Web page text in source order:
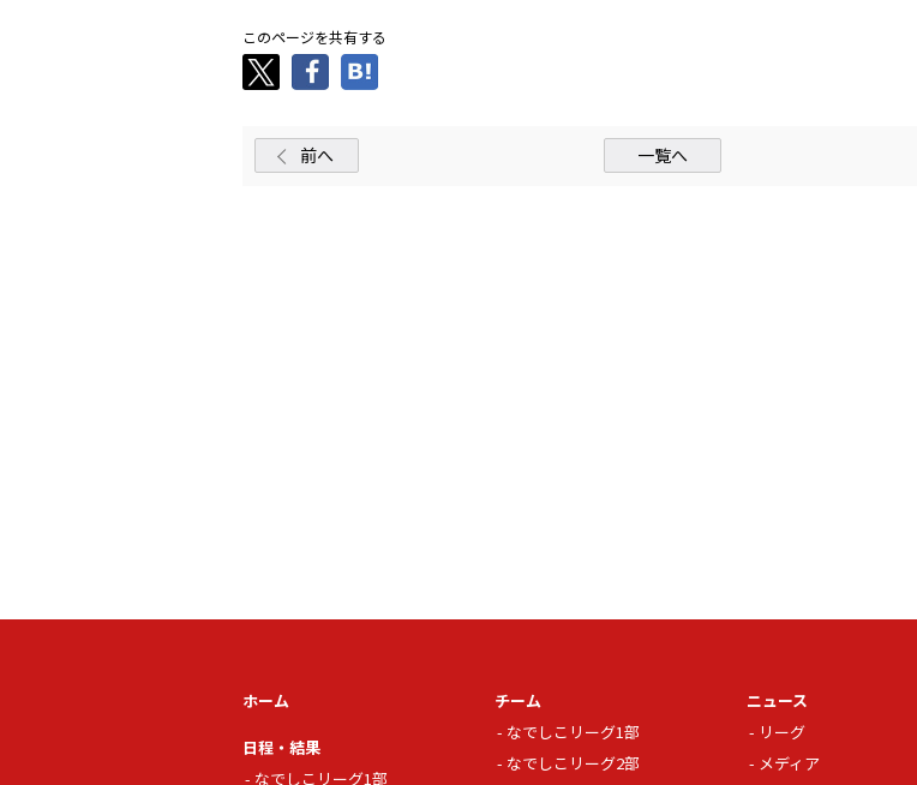
このページを共有する
前へ 一覧へ
ホーム
日程・結果
なでしこリーグ1部
チーム
なでしこリーグ1部
なでしこリーグ2部
ニュース
リーグ
メディア